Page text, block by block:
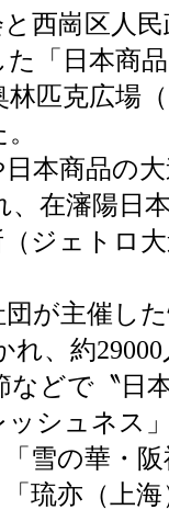
西崗区人
「日本商
匹克広場
本商品の
在瀋陽日
ジェトロ
が主催し
れ、約
などで〝日
シュネス
「雪の華・
琉亦（上